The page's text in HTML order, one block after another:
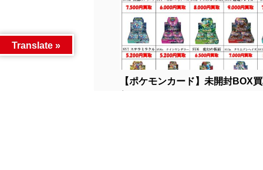
【ポケモンカード】未開封BOX
シ...
Translate »